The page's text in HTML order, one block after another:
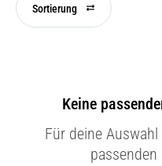
Sortierung
Keine
Für deine